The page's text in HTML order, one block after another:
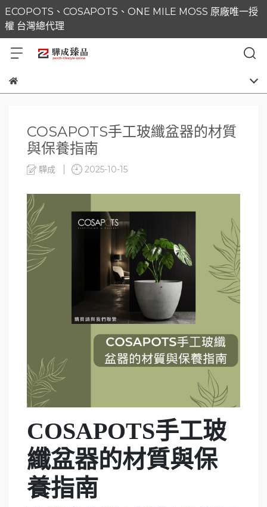
ECOPOTS、COSAPOTS、ONE MILE MOSS 原廠唯一授
權 台灣總代理
COSAPOTS手工玻纖盆器的材質
與保養指南
驊成 2025-10-15
COSAPOTS手工玻
纖盆器的材質與保
養指南